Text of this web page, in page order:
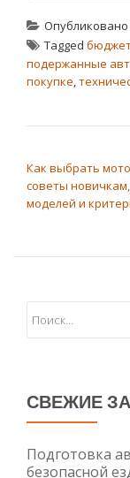
Опубликовано
Tagged
подержанные
покупке
Как выбрать
советы
моделей и
СВЕЖИЕ
Подготовка
безопасной